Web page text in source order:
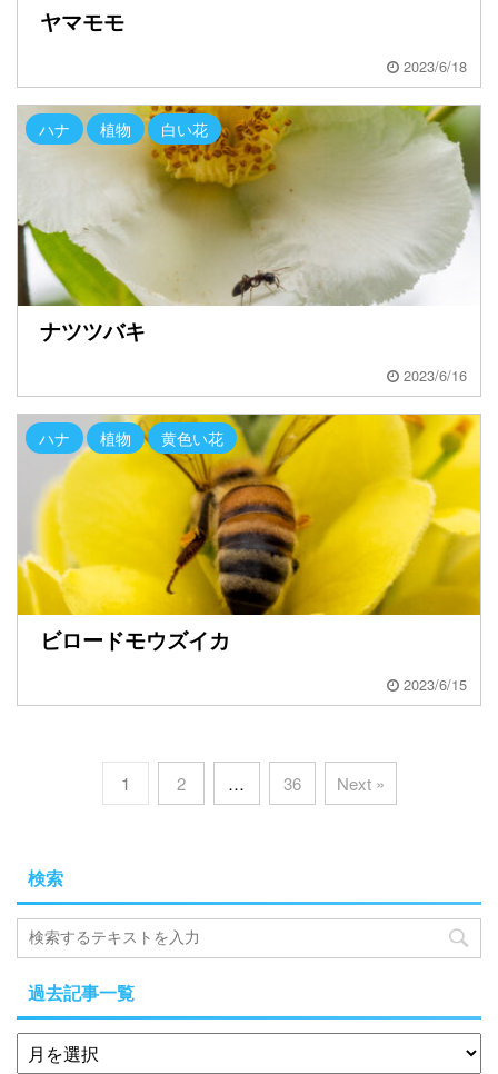
ヤマモモ
2023/6/18
ハナ 植物 白い花
ナツツバキ
2023/6/16
ハナ 植物 黄色い花
ビロードモウズイカ
2023/6/15
1 2 … 36 Next »
検索
過去記事一覧